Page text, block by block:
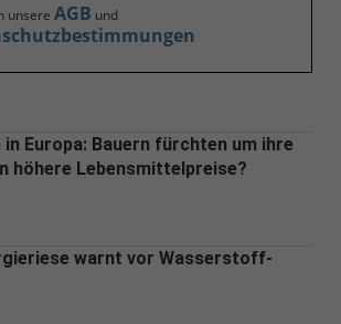
unsere AGB und
in Europa: Bauern fürchten um ihre
höhere Lebensmittelpreise?
warnt vor Wasserstoff-